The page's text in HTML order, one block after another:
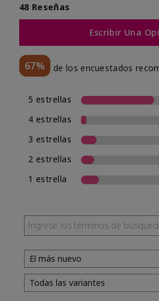
48 Reseñas
Escribir Una
67% de los encuestados
5 estrellas
4 estrellas
3 estrellas
2 estrellas
1 estrella